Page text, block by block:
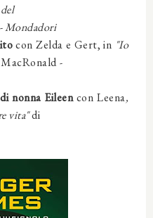
-Mondadori
con Zelda e Gert,in "Io
-
nonna Eileen con Leena,
vita"di